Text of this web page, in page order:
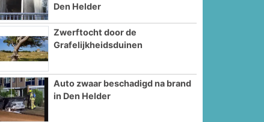
Den Helder
Zwerftocht door de
Grafelijkheidsduinen
Auto zwaar beschadigd na brand
in Den Helder